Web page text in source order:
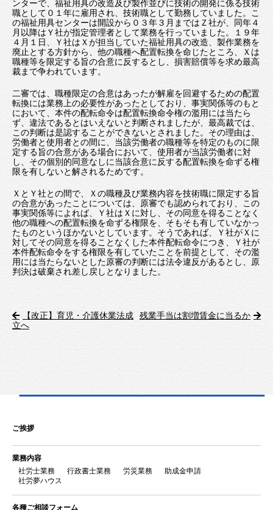
ンターで、福祉用具の改造及び製作並びに技術の開発に係る技術
職として０１年に雇用され、技術職として勤務していました。こ
の福祉用具センターは開設から０３年３月まではＺ社が、同年４
月以降はＹ社が指定管理者として業務を行っていました。１９年
４月１日、Ｙ社はＸが担当していた福祉用具の改造、製作業務を
廃止とする方針から、他の職種へ配置転換を命じたところ、Ｘは
職種等を限定する旨の合意に反するとし、損害賠償等を求め最高
裁まで争われています。
二審では、職種限定の合意はあったが解雇を回避するための配置
転換には業務上の必要性があったとしており、事実関係等のもと
において、本件の配転命令は配置転換命令権の濫用には当たら
ず、違法であるとはいえないと判断されましたが、最高裁では、
この判断は是認することができないとされました。その理由は、
労働者と使用者との間に、当該労働者の職種等を特定のものに限
定する旨の合意がある場合において、使用者が当該労働者に対
し、その個別的同意なしに当該合意に反する配置転換を命ずる権
限を有しないと解されるためです。
ＸとＹ社との間で、Ｘの職種及び業務内容を技術職に限定する旨
の合意があったことについては、原審でも認められており、この
事実関係等によれば、Ｙ社はＸに対し、その同意を得ることなく
他の職種への配置転換を命ずる権限を、そもそも有していなかっ
たものというほかないとしています。そうであれば、Ｙ社がＸに
対してその同意を得ることなくした本件配転命令につき、Ｙ社が
本件配転命令をする権限を有していたことを前提として、その濫
用には当たらないとした原審の判断には法令違反があるとし、原
判決は破棄され差し戻しとなりました。
【改正】育児・介護休業法成
立へ
残業手当は割増賃金に当るか
ご挨拶
業務内容
社労士業務
行政書士業務 労災業務
助成金申請
社労夢ハウス
各種ご相談フォーム